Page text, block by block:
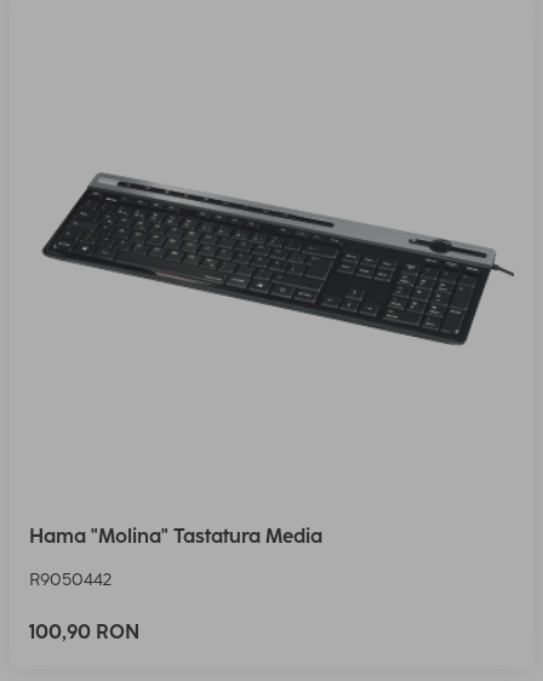
Hama "Molina" Tastatura Media
R9050442
100,90 RON